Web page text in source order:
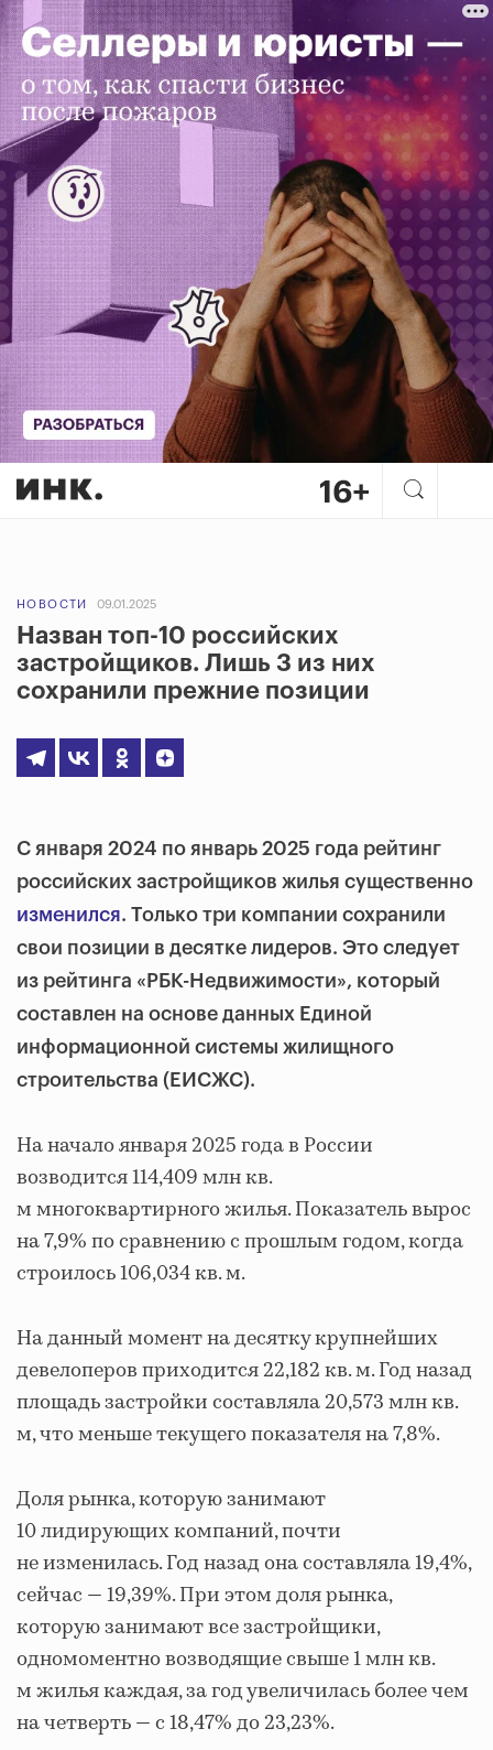
НОВОСТИ 09.01.2025
Назван топ-10 российских
застройщиков. Лишь 3 из них
сохранили прежние позиции
С января 2024 по январь 2025 года рейтинг
российских застройщиков жилья существенно
изменился. Только три компании сохранили
свои позиции в десятке лидеров. Это следует
из рейтинга «РБК-Недвижимости», который
составлен на основе данных Единой
информационной системы жилищного
строительства (ЕИСЖС).
На начало января 2025 года в России
возводится 114,409 млн кв.
м многоквартирного жилья. Показатель вырос
на 7,9% по сравнению с прошлым годом, когда
строилось 106,034 кв. м.
На данный момент на десятку крупнейших
девелоперов приходится 22,182 кв. м. Год назад
площадь застройки составляла 20,573 млн кв.
м, что меньше текущего показателя на 7,8%.
Доля рынка, которую занимают
10 лидирующих компаний, почти
не изменилась. Год назад она составляла 19,4%,
сейчас — 19,39%. При этом доля рынка,
которую занимают все застройщики,
одномоментно возводящие свыше 1 млн кв.
м жилья каждая, за год увеличилась более чем
на четверть — с 18,47% до 23,23%.